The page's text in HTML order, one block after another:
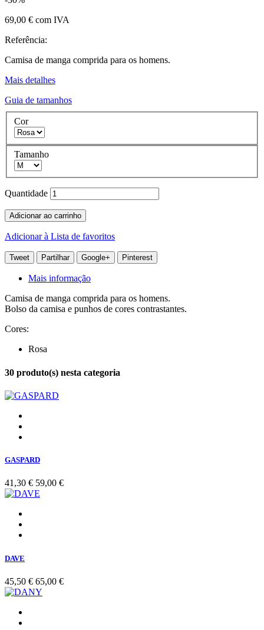
69,00 € com IVA
Referência:
Camisa de manga comprida para os homens.
Mais detalhes
Guia de tamanhos
Cor
Tamanho
Quantidade
Adicionar ao carrinho
Adicionar à Lista de favoritos
Tweet Partilhar Google+ Pinterest
Mais informação
Camisa de manga comprida para os homens.
Bolso da camisa e punhos de cores contrastantes.
Cores:
Rosa
30 produto(s) nesta categoria
GASPARD
41,30 € 59,00 €
DAVE
45,50 € 65,00 €